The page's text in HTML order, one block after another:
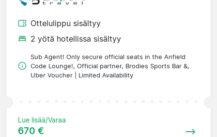
Ottelulippu sisältyy
2 yötä hotellissa sisältyy
Sub Agent! Only secure official seats in the Anfield
Code Lounge!, Official partner, Brodies Sports Bar &,
Uber Voucher | Limited Availability
Lue lisää/Varaa
670 €